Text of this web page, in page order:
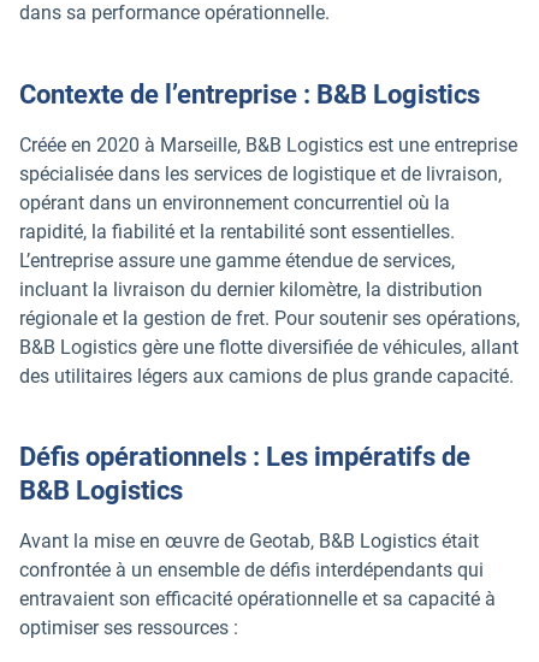
dans sa performance opérationnelle.
Contexte de l’entreprise : B&B Logistics
Créée en 2020 à Marseille, B&B Logistics est une entreprise
spécialisée dans les services de logistique et de livraison,
opérant dans un environnement concurrentiel où la
rapidité, la fiabilité et la rentabilité sont essentielles.
L’entreprise assure une gamme étendue de services,
incluant la livraison du dernier kilomètre, la distribution
régionale et la gestion de fret. Pour soutenir ses opérations,
B&B Logistics gère une flotte diversifiée de véhicules, allant
des utilitaires légers aux camions de plus grande capacité.
Défis opérationnels : Les impératifs de
B&B Logistics
Avant la mise en œuvre de Geotab, B&B Logistics était
confrontée à un ensemble de défis interdépendants qui
entravaient son efficacité opérationnelle et sa capacité à
optimiser ses ressources :